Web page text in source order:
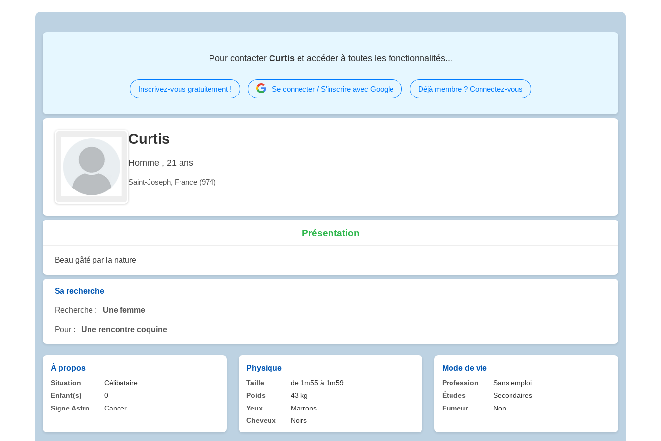
Pour contacter Curtiset accéder à toutes les fonctionnalités...
Inscrivez-vous gratuitement ! Se connecter / S'inscrire avec Google Déjà membre ? Connectez-vous
Curtis
Homme , 21 ans
Saint-Joseph, France (974)
Présentation
Beau gâté par la nature
Sa recherche
Recherche : Une femme
Pour : Une rencontre coquine
À propos
Situation
Célibataire
Enfant(s)
0
Signe Astro
Cancer
Physique
Taille
de 1m55 à 1m59
Poids
43 kg
Yeux
Marrons
Cheveux
Noirs
Mode de vie
Profession
Sans emploi
Études
Secondaires
Fumeur
Non